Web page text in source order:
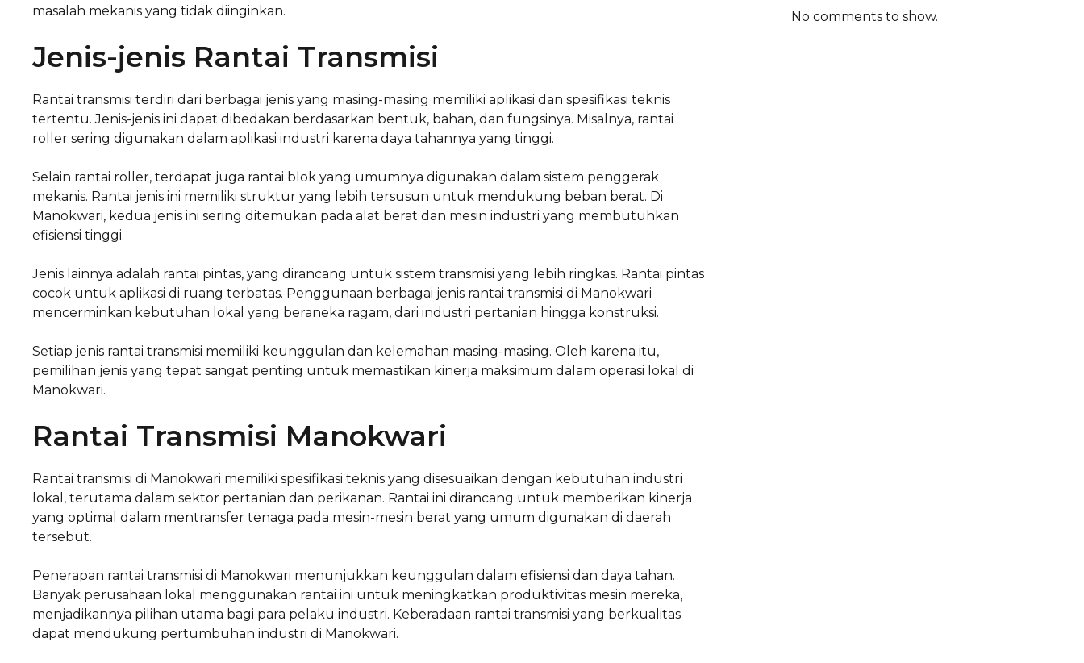
masalah mekanis yang tidak diinginkan.
Jenis-jenis Rantai Transmisi
Rantai transmisi terdiri dari berbagai jenis yang masing-masing memiliki aplikasi dan spesifikasi teknis
tertentu. Jenis-jenis ini dapat dibedakan berdasarkan bentuk, bahan, dan fungsinya. Misalnya, rantai
roller sering digunakan dalam aplikasi industri karena daya tahannya yang tinggi.
Selain rantai roller, terdapat juga rantai blok yang umumnya digunakan dalam sistem penggerak
mekanis. Rantai jenis ini memiliki struktur yang lebih tersusun untuk mendukung beban berat. Di
Manokwari, kedua jenis ini sering ditemukan pada alat berat dan mesin industri yang membutuhkan
efisiensi tinggi.
Jenis lainnya adalah rantai pintas, yang dirancang untuk sistem transmisi yang lebih ringkas. Rantai pintas
cocok untuk aplikasi di ruang terbatas. Penggunaan berbagai jenis rantai transmisi di Manokwari
mencerminkan kebutuhan lokal yang beraneka ragam, dari industri pertanian hingga konstruksi.
Setiap jenis rantai transmisi memiliki keunggulan dan kelemahan masing-masing. Oleh karena itu,
pemilihan jenis yang tepat sangat penting untuk memastikan kinerja maksimum dalam operasi lokal di
Manokwari.
Rantai Transmisi Manokwari
Rantai transmisi di Manokwari memiliki spesifikasi teknis yang disesuaikan dengan kebutuhan industri
lokal, terutama dalam sektor pertanian dan perikanan. Rantai ini dirancang untuk memberikan kinerja
yang optimal dalam mentransfer tenaga pada mesin-mesin berat yang umum digunakan di daerah
tersebut.
Penerapan rantai transmisi di Manokwari menunjukkan keunggulan dalam efisiensi dan daya tahan.
Banyak perusahaan lokal menggunakan rantai ini untuk meningkatkan produktivitas mesin mereka,
menjadikannya pilihan utama bagi para pelaku industri. Keberadaan rantai transmisi yang berkualitas
dapat mendukung pertumbuhan industri di Manokwari.
No comments to show.